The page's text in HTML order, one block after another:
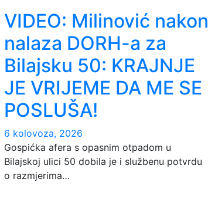
VIDEO: Milinović nakon
nalaza DORH-a za
Bilajsku 50: KRAJNJE
JE VRIJEME DA ME SE
POSLUŠA!
6 kolovoza, 2026
Gospićka afera s opasnim otpadom u
Bilajskoj ulici 50 dobila je i službenu potvrdu
o razmjerima…